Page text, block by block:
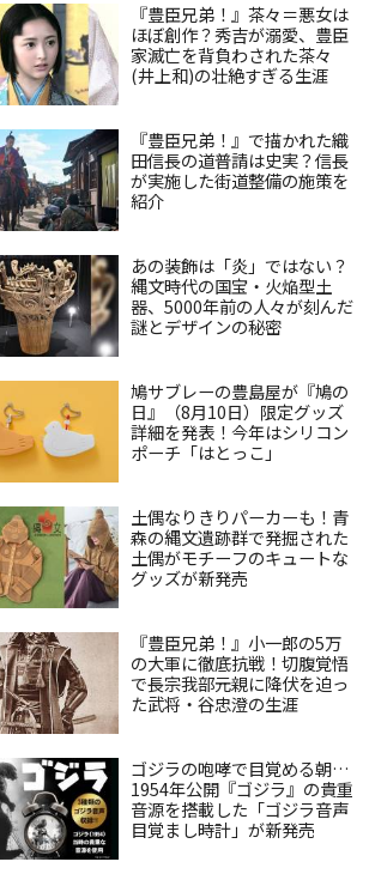
『豊臣兄弟！』茶々＝悪女は
ほぼ創作？秀吉が溺愛、豊臣
家滅亡を背負わされた茶々
(井上和)の壮絶すぎる生涯
『豊臣兄弟！』で描かれた織
田信長の道普請は史実？信長
が実施した街道整備の施策を
紹介
あの装飾は「炎」ではない？
縄文時代の国宝・火焔型土
器、5000年前の人々が刻んだ
謎とデザインの秘密
鳩サブレーの豊島屋が『鳩の
日』（8月10日）限定グッズ
詳細を発表！今年はシリコン
ポーチ「はとっこ」
土偶なりきりパーカーも！青
森の縄文遺跡群で発掘された
土偶がモチーフのキュートな
グッズが新発売
『豊臣兄弟！』小一郎の5万
の大軍に徹底抗戦！切腹覚悟
で長宗我部元親に降伏を迫っ
た武将・谷忠澄の生涯
ゴジラの咆哮で目覚める朝…
1954年公開『ゴジラ』の貴重
音源を搭載した「ゴジラ音声
目覚まし時計」が新発売